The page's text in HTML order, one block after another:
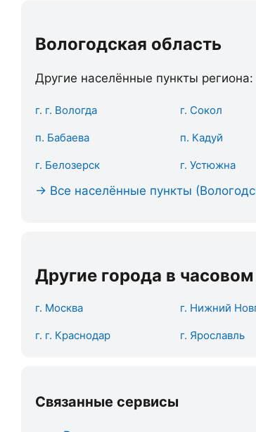
Вологодская область
Другие населённые пункты региона:
г. г. Вологда г. Сокол
п. Бабаева п. Кадуй
г. Белозерск г. Устюжна
→ Все населённые пункты
Другие города в
г. Москва г. Нижний
г. г. Краснодар г. Ярославль
Связанные сервисы